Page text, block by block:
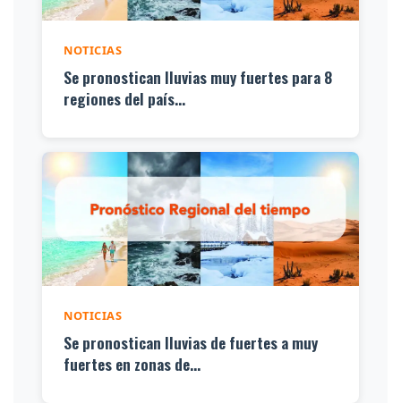
NOTICIAS
Se pronostican lluvias muy fuertes para 8
regiones del país...
NOTICIAS
Se pronostican lluvias de fuertes a muy
fuertes en zonas de...